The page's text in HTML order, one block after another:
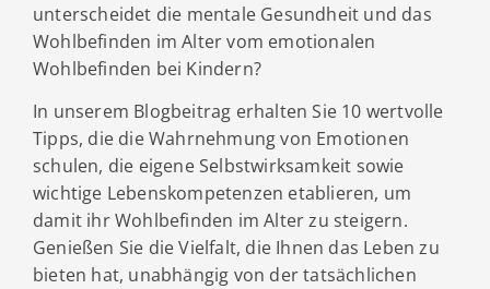
unterscheidet die mentale Gesundheit und das
Wohlbefinden im Alter vom emotionalen
Wohlbefinden bei Kindern?
In unserem Blogbeitrag erhalten Sie 10 wertvolle
Tipps, die die Wahrnehmung von Emotionen
schulen, die eigene Selbstwirksamkeit sowie
wichtige Lebenskompetenzen etablieren, um
damit ihr Wohlbefinden im Alter zu steigern.
Genießen Sie die Vielfalt, die Ihnen das Leben zu
bieten hat, unabhängig von der tatsächlichen